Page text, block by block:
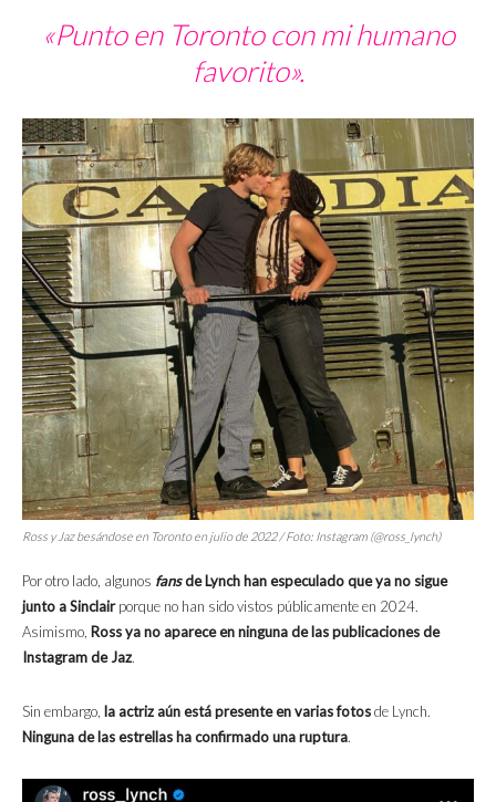
«Punto en Toronto con mi humano
favorito».
Ross y Jaz besándose en Toronto en julio de 2022 / Foto: Instagram (@ross_lynch)
Por otro lado, algunos fansde Lynch han especulado que ya no sigue
junto a Sinclairporque no han sido vistos públicamente en 2024.
Asimismo, Ross ya no aparece en ninguna de las publicaciones de
Instagram de Jaz.
Sin embargo, la actriz aún está presente en varias fotosde Lynch.
Ninguna de las estrellas ha confirmado una ruptura.